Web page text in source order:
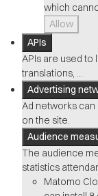
which
Allow
APIs
APIs are used to
translations, ...
Advertising
Ad networks
on the site.
Audience
The audience
statistics
Matomo